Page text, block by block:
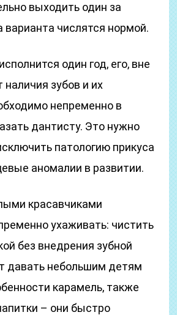
выходить один за
числятся нормой.
один год, его, вне
наличия зубов и их
непременно в
дантисту. Это нужно
патологию прикуса
аномалии в развитии.
красавчиками
ухаживать: чистить
без внедрения зубной
давать небольшим детям
карамель, также
– они быстро